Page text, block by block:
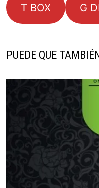
T BOX G
PUEDE QUE